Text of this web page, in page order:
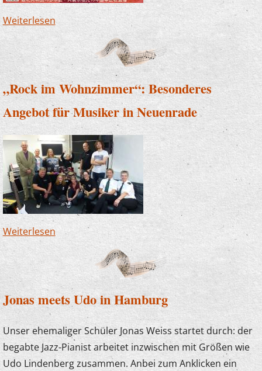
Weiterlesenüber Herz öffnen statt Kopf zerbrechen
„Rock im Wohnzimmer“: Besonderes
Angebot für Musiker in Neuenrade
Weiterlesen über „Rock im Wohnzimmer“: Besonderes
Angebot für Musiker in Neuenrade
Jonas meets Udo in Hamburg
Unser ehemaliger Schüler Jonas Weiss startet durch: der
begabte Jazz-Pianist arbeitet inzwischen mit Größen wie
Udo Lindenberg zusammen. Anbei zum Anklicken ein